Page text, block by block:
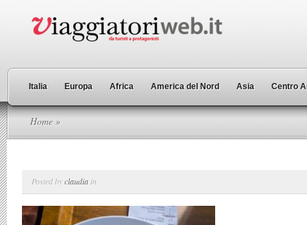
Italia Europa Africa America del Nord Asia Centro
Home »
Posted byclaudia in